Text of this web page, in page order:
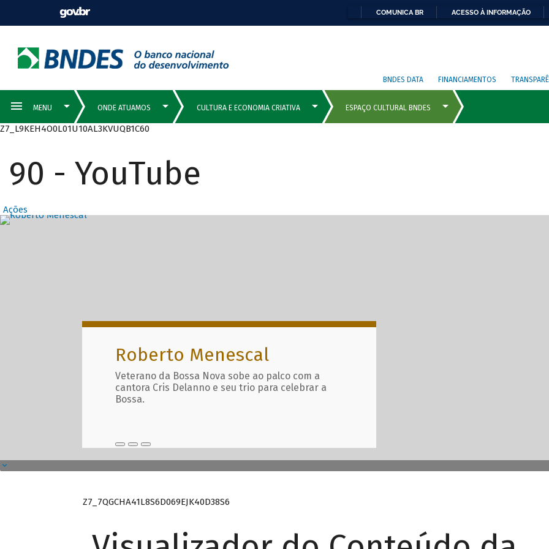
COMUNICA BR ACESSO À INFORMAÇÃO
BNDES DATA FINANCIAMENTOS
Z7_L9KEH4O0L01U10AL3KVUQB1C60
90 - YouTube
Ações
Destaques Principais com
Roberto Menescal
Veterano da Bossa Nova sobe ao palco com a
cantora Cris Delanno e seu trio para celebrar a
Bossa.
Z7_7QGCHA41L8S6D069EJK40D38S6